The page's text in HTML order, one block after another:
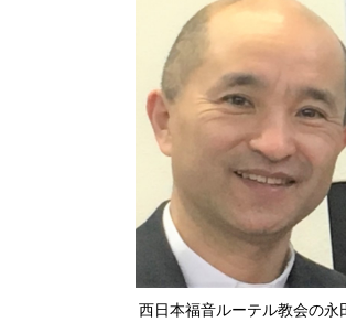
西日本福音ルーテル教会の永